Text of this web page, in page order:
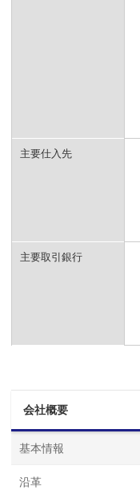
主要仕入先
主要取引銀行
会社概要
基本情報
沿革